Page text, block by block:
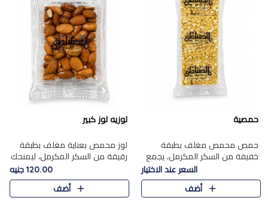
حمصية
حمص محمص مغلف بطبقة
خفيفة من السكر المكرمل، يجمع
بين القرمشة المميزة والطعم
الشرقي الأصيل في واحدة من أشهر
حلويات الموسم.
السعر عند الاختيار
أضف
لوزيه لوز كبير
لوز محمص بعناية مغلف بطبقة
رقيقة من السكر المكرمل، ليمنحك
قرمشة راقية ونكهة غنية تبرز
فخامة اللوز في كل قطعة.
120.00 جنيه
أضف